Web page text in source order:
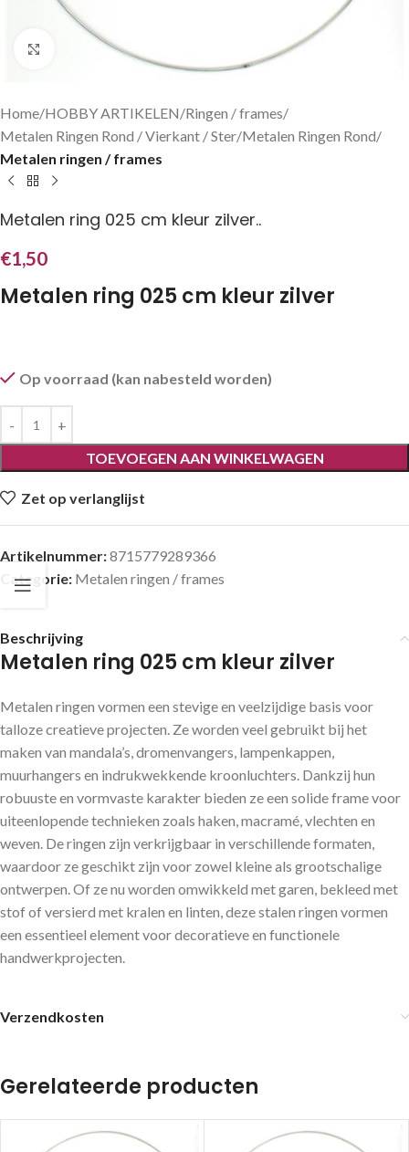
Klik om te vergroten
Home HOBBY ARTIKELEN Ringen / frames
Metalen Ringen Rond / Vierkant / Ster Metalen Ringen Rond
Metalen ringen / frames
Metalen ring 025 cm kleur zilver..
€1,50
Metalen ring 025 cm kleur zilver
Op voorraad (kan nabesteld worden)
TOEVOEGEN AAN WINKELWAGEN
Zet op verlanglijst
Artikelnummer:8715779289366
Categorie: Metalen ringen / frames
Beschrijving
Metalen ring 025 cm kleur zilver
Metalen ringen vormen een stevige en veelzijdige basis voor
talloze creatieve projecten. Ze worden veel gebruikt bij het
maken van mandala’s, dromenvangers, lampenkappen,
muurhangers en indrukwekkende kroonluchters. Dankzij hun
robuuste en vormvaste karakter bieden ze een solide frame voor
uiteenlopende technieken zoals haken, macramé, vlechten en
weven. De ringen zijn verkrijgbaar in verschillende formaten,
waardoor ze geschikt zijn voor zowel kleine als grootschalige
ontwerpen. Of ze nu worden omwikkeld met garen, bekleed met
stof of versierd met kralen en linten, deze stalen ringen vormen
een essentieel element voor decoratieve en functionele
handwerkprojecten.
Verzendkosten
Gerelateerde producten